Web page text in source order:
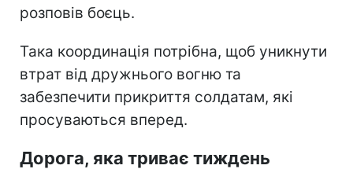
розповів боєць.
Така координація потрібна, щоб уникнути
втрат від дружнього вогню та
забезпечити прикриття солдатам, які
просуваються вперед.
Дорога, яка триває тиждень